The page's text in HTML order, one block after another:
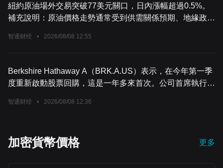
紐約原油場外交易突破77美元關口，日內漲幅超過0.5%。
補充說明：原油價格走勢通常受到供需關係預期、地緣政治
共同影響，短期的價格波動是市場多空因素交織作用的結
智通财经 • 2026/08/08 12:55
Berkshire Hathaway A（BRK.A.US）表示，在今年第一季
度重新啟動股票回購，這是一年多來首次。公司首席執行官
為這些股票的「內在價值」超過了其市場價格。截至週五收
智通财经 • 2026/08/08 12:36
加密貨幣價格 更多